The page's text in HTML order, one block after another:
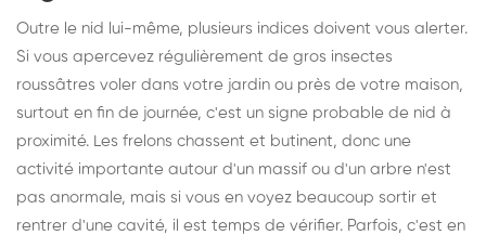
Outre le nid lui-même, plusieurs indices doivent vous alerter.
Si vous apercevez régulièrement de gros insectes
roussâtres voler dans votre jardin ou près de votre maison,
surtout en fin de journée, c'est un signe probable de nid à
proximité. Les frelons chassent et butinent, donc une
activité importante autour d'un massif ou d'un arbre n'est
pas anormale, mais si vous en voyez beaucoup sortir et
rentrer d'une cavité, il est temps de vérifier. Parfois, c'est en